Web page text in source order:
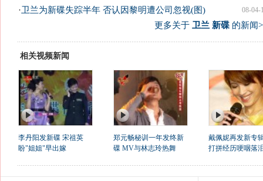
08-04-
·卫兰为新碟失踪半年 否认因黎明遭公司忽视(图)
更多关于 卫兰 新碟的新闻
相关视频新闻
李丹阳发新碟 宋祖英
盼"姐姐"早出嫁
郑元畅秘训一年发终新
碟 MV与林志玲热舞
戴佩妮再发新专
打拼经历哽咽落